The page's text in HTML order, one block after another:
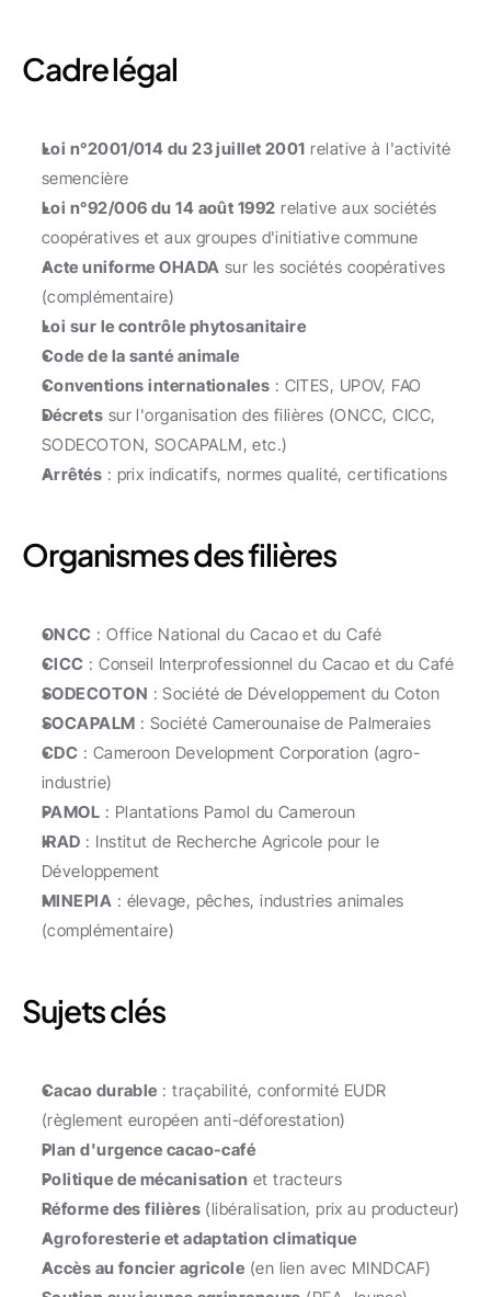
Cadre légal
Loi n°2001/014 du 23 juillet 2001 relative à l'activité
semencière
Loi n°92/006 du 14 août 1992 relative aux sociétés
coopératives et aux groupes d'initiative commune
Acte uniforme OHADA sur les sociétés coopératives
(complémentaire)
Loi sur le contrôle phytosanitaire
Code de la santé animale
Conventions internationales : CITES, UPOV, FAO
Décrets sur l'organisation des filières (ONCC, CICC,
SODECOTON, SOCAPALM, etc.)
Arrêtés : prix indicatifs, normes qualité, certifications
Organismes des filières
ONCC : Office National du Cacao et du Café
CICC : Conseil Interprofessionnel du Cacao et du Café
SODECOTON : Société de Développement du Coton
SOCAPALM : Société Camerounaise de Palmeraies
CDC : Cameroon Development Corporation (agro-
industrie)
PAMOL : Plantations Pamol du Cameroun
IRAD : Institut de Recherche Agricole pour le
Développement
MINEPIA : élevage, pêches, industries animales
(complémentaire)
Sujets clés
Cacao durable : traçabilité, conformité EUDR
(règlement européen anti-déforestation)
Plan d'urgence cacao-café
Politique de mécanisation et tracteurs
Réforme des filières (libéralisation, prix au producteur)
Agroforesterie et adaptation climatique
Accès au foncier agricole (en lien avec MINDCAF)